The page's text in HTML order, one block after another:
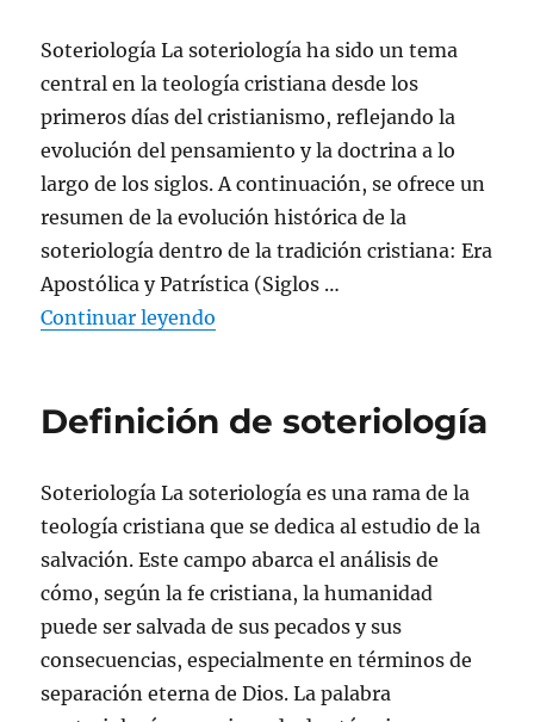
Soteriología La soteriología ha sido un tema
central en la teología cristiana desde los
primeros días del cristianismo, reflejando la
evolución del pensamiento y la doctrina a lo
largo de los siglos. A continuación, se ofrece un
resumen de la evolución histórica de la
soteriología dentro de la tradición cristiana: Era
Apostólica y Patrística (Siglos …
Continuar leyendo
Definición de soteriología
Soteriología La soteriología es una rama de la
teología cristiana que se dedica al estudio de la
salvación. Este campo abarca el análisis de
cómo, según la fe cristiana, la humanidad
puede ser salvada de sus pecados y sus
consecuencias, especialmente en términos de
separación eterna de Dios. La palabra